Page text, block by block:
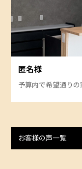
匿名様
予算内で希望通り
お客様の声一覧